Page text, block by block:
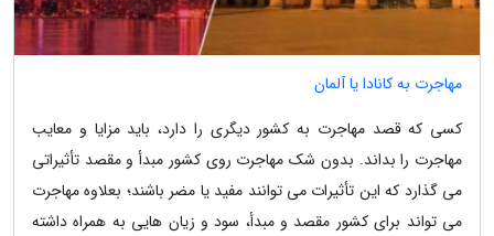
مهاجرت به کانادا یا آلمان
کسی که قصد مهاجرت به کشور دیگری را دارد، باید مزایا و معایب
مهاجرت را بداند. بدون شک مهاجرت روی کشور مبدأ و مقصد تأثیراتی
می گذارد که این تأثیرات می توانند مفید یا مضر باشند؛ بعلاوه مهاجرت
می تواند برای کشور مقصد و مبدأ، سود و زیان هایی به همراه داشته